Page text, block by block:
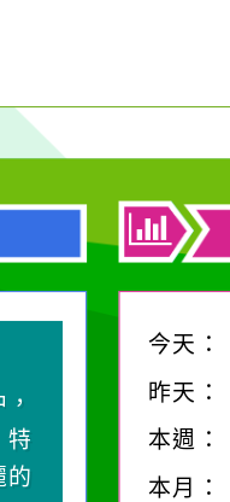
特
的
今天：
昨天：
本週：
本月：